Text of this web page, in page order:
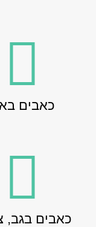
כאבים
כאבים בגב,